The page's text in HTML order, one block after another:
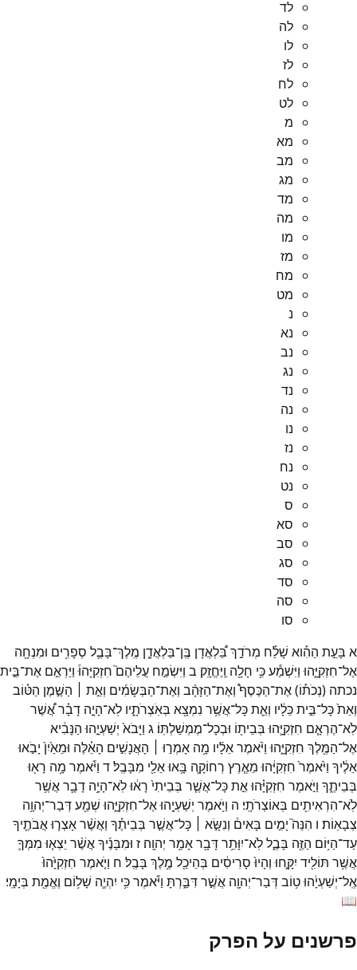
לד
לה
לו
לז
לח
לט
מ
מא
מב
מג
מד
מה
מו
מז
מח
מט
נ
נא
נב
נג
נד
נה
נו
נז
נח
נט
ס
סא
סב
סג
סד
סה
סו
א בָּעֵ֣ת הַהִ֡וא שָׁלַ֡ח מְרֹדַ֣ךְבַּ֠לְאֲדָן בֶּֽן־בַּלְאֲדָ֧ן מֶֽלֶךְ־בָּבֶ֛ל סְפָרִ֥ים וּמִנְחָ֖ה
אֶל־חִזְקִיָּ֑הוּ וַיִּשְׁמַ֕עכִּ֥י חָלָ֖ה וַֽיֶּחֱזָֽק׃ ב וַיִּשְׂמַ֣ח עֲלֵיהֶם֮ חִזְקִיָּהוּ֒ וַיַּרְאֵ֣ם אֶת־בֵּ֣ית
נכתה (נְכֹת֡וֹ)אֶת־הַכֶּסֶף֩ וְאֶת־הַזָּהָ֨ב וְאֶת־הַבְּשָׂמִ֜ים וְאֵ֣ת ׀ הַשֶּׁ֣מֶן הַטּ֗וֹב
וְאֵת֙כָּל־בֵּ֣יתכֵּלָ֔יו וְאֵ֛תכָּל־אֲשֶׁ֥ר נִמְצָ֖א בְּאֹֽצְרֹתָ֑יו לֹֽא־הָיָ֣ה דָבָ֗ראֲ֠שֶׁר
לֹֽא־הֶרְאָ֧ם חִזְקִיָּ֛הוּ בְּבֵית֖וֹ וּבְכָל־מֶמְשַׁלְתּֽוֹ׃ ג וַיָּבֹא֙ יְשַׁעְיָ֣הוּ הַנָּבִ֔יא
אֶל־הַמֶּ֖לֶךְ חִזְקִיָּ֑הוּ וַיֹּ֨אמֶראֵלָ֜יו מָ֥ה אָמְר֣וּ ׀ הָאֲנָשִׁ֣ים הָאֵ֗לֶּה וּמֵאַ֙יִן֙ יָבֹ֣אוּ
אֵלֶ֔יךָ וַיֹּ֙אמֶר֙ חִזְקִיָּ֔הוּ מֵאֶ֧רֶץ רְחוֹקָ֛ה בָּ֥אוּאֵלַ֖י מִבָּבֶֽל׃ד וַיֹּ֕אמֶר מָ֥ה רָא֖וּ
בְּבֵיתֶ֑ךָ וַיֹּ֣אמֶר חִזְקִיָּ֗הוּאֵ֣תכָּל־אֲשֶׁ֤ר בְּבֵיתִי֙ רָא֔וּלֹֽא־הָיָ֥ה דָבָ֛ראֲשֶׁ֥ר
לֹֽא־הִרְאִיתִ֖ים בְּאוֹצְרֹתָֽי׃ ה וַיֹּ֥אמֶר יְשַׁעְיָ֖הוּאֶל־חִזְקִיָּ֑הוּ שְׁמַ֖עדְּבַר־יְהוָ֥ה
צְבָאֽוֹת׃ ו הִנֵּה֮ יָמִ֣ים בָּאִים֒ וְנִשָּׂ֣א ׀ כָּל־אֲשֶׁ֣ר בְּבֵיתֶ֗ךָ וַאֲשֶׁ֨ראָצְר֧וּאֲבֹתֶ֛יךָ
עַד־הַיּ֥וֹם הַזֶּ֖ה בָּבֶ֑ללֹֽא־יִוָּתֵ֥רדָּבָ֖ראָמַ֥ר יְהוָֽה׃ ז וּמִבָּנֶ֜יךָאֲשֶׁ֨ר יֵצְא֧וּ מִמְּךָ֛
אֲשֶׁ֥ר תּוֹלִ֖יד יִקָּ֑חוּ וְהָיוּ֙ סָרִיסִ֔ים בְּהֵיכַ֖ל מֶ֥לֶךְ בָּבֶֽל׃ ח וַיֹּ֤אמֶר חִזְקִיָּ֙הוּ֙
אֶֽל־יְשַׁעְיָ֔הוּט֥וֹבדְּבַר־יְהוָ֖ה אֲשֶׁ֣רדִּבַּ֑רְתָּ וַיֹּ֕אמֶרכִּ֥י יִהְיֶ֛ה שָׁל֥וֹם וֶאֱמֶ֖ת בְּיָמָֽי׃
📖
פרשנים על הפרק